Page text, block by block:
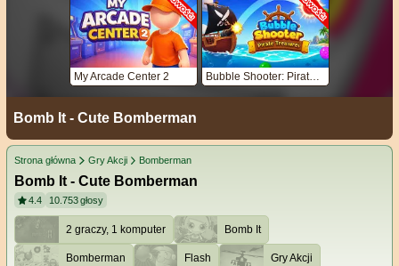
My Arcade Center 2 Bubble Shooter: Pirate Treasures
Bomb It - Cute Bomberman
Strona główna Gry Akcji Bomberman
Bomb It - Cute Bomberman
4.4 10.753głosy
2 graczy, 1 komputer Bomb It
Bomberman Flash Gry Akcji